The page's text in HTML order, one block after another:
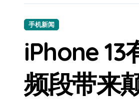
三星S26上头！
手机新闻
iPhone 13
频段带来